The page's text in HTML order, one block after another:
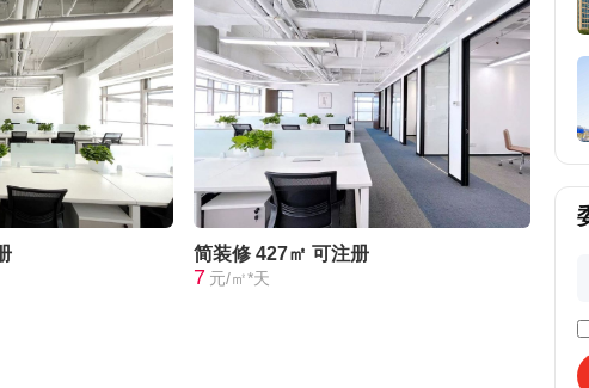
简装修 427㎡ 可注册
7 元/㎡*天